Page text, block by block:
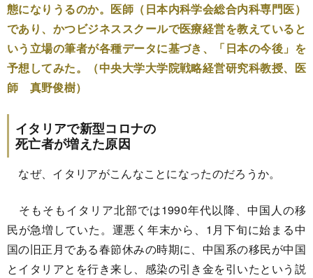
態になりうるのか。医師（日本内科学会総合内科専門医）
であり、かつビジネススクールで医療経営を教えていると
いう立場の筆者が各種データに基づき、「日本の今後」を
予想してみた。（中央大学大学院戦略経営研究科教授、医
師 真野俊樹）
イタリアで新型コロナの
死亡者が増えた原因
なぜ、イタリアがこんなことになったのだろうか。
そもそもイタリア北部では1990年代以降、中国人の移
民が急増していた。運悪く年末から、1月下旬に始まる中
国の旧正月である春節休みの時期に、中国系の移民が中国
とイタリアとを行き来し、感染の引き金を引いたという説